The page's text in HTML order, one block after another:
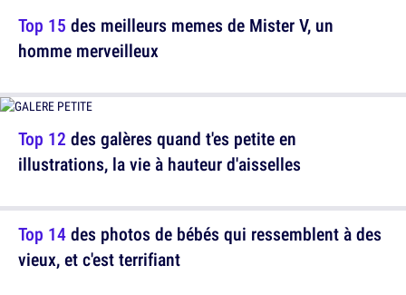
Top 15 des meilleurs memes de Mister V, un
homme merveilleux
Top 14des photos de bébés qui ressemblent à des
vieux, et c'est terrifiant
Top 12 des galères quand t'es petite en
illustrations, la vie à hauteur d'aisselles